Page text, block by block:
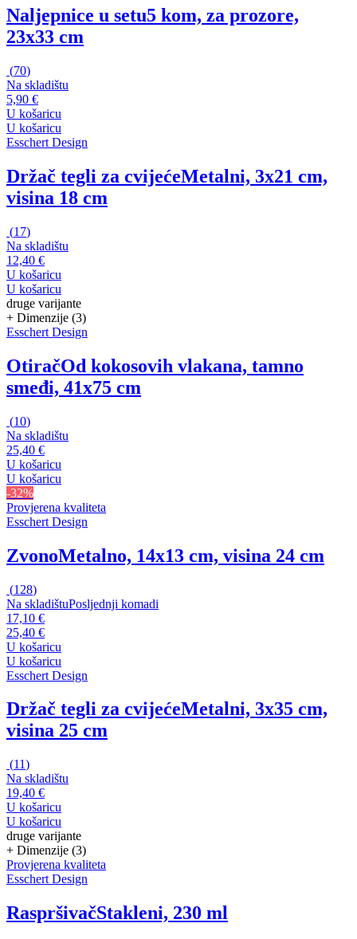
Naljepnice u setu5 kom, za prozore,
23x33 cm
(70)
Na skladištu
5,90 €
U košaricu
U košaricu
Esschert Design
Držač tegli za cvijećeMetalni, 3x21 cm,
visina 18 cm
(17)
Na skladištu
12,40 €
U košaricu
U košaricu
druge varijante
+ Dimenzije (3)
Esschert Design
OtiračOd kokosovih vlakana, tamno
smeđi, 41x75 cm
(10)
Na skladištu
25,40 €
U košaricu
U košaricu
-32%
Provjerena kvaliteta
Esschert Design
ZvonoMetalno, 14x13 cm, visina 24 cm
(128)
Na skladištuPosljednji komadi
17,10 €
25,40 €
U košaricu
U košaricu
Esschert Design
Držač tegli za cvijećeMetalni, 3x35 cm,
visina 25 cm
(11)
Na skladištu
19,40 €
U košaricu
U košaricu
druge varijante
+ Dimenzije (3)
Provjerena kvaliteta
Esschert Design
RaspršivačStakleni, 230 ml